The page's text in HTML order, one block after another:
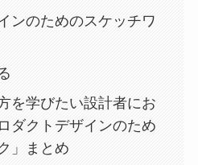
ンのためのスケッチワ
を学びたい設計者にお
ダクトデザインのため
」まとめ